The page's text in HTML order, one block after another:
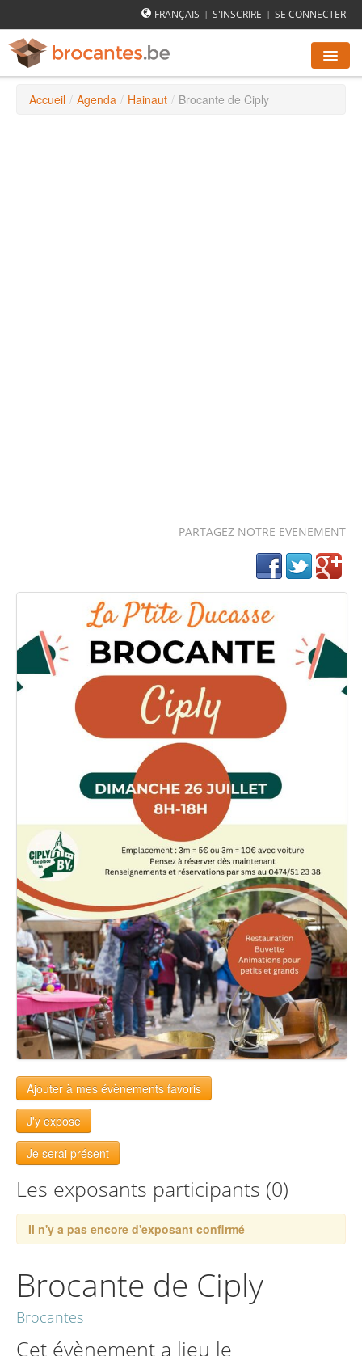
FRANÇAIS | S'INSCRIRE | SE CONNECTER
AGENDA DES BROCANTES
Accueil / Agenda / Hainaut / Brocante de Ciply
PARTAGEZ NOTRE EVENEMENT
Ajouter à mes évènements favoris
J'y expose
Je serai présent
Les exposants participants (0)
Il n'y a pas encore d'exposant confirmé
Brocante de Ciply
Brocantes
Cet évènement a lieu le